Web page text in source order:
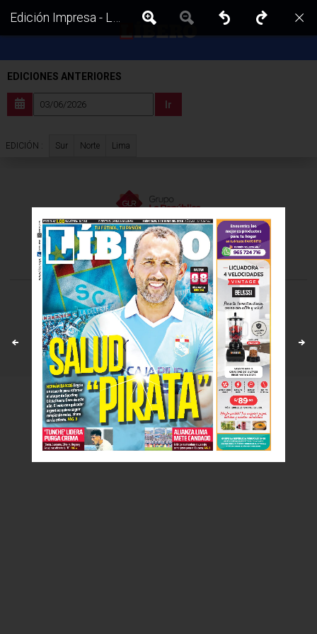
EDICIONES ANTERIORES
Ir
EDICIÓN : Sur Norte Lima
Edición Impresa - Libero | Lima - Miercoles 03 de Junio del 2026
VISITA LAS EDICIONES IMPRESAS DE:
©Todos los derechos reservados - 2026
Políticas y estandares Contáctenos